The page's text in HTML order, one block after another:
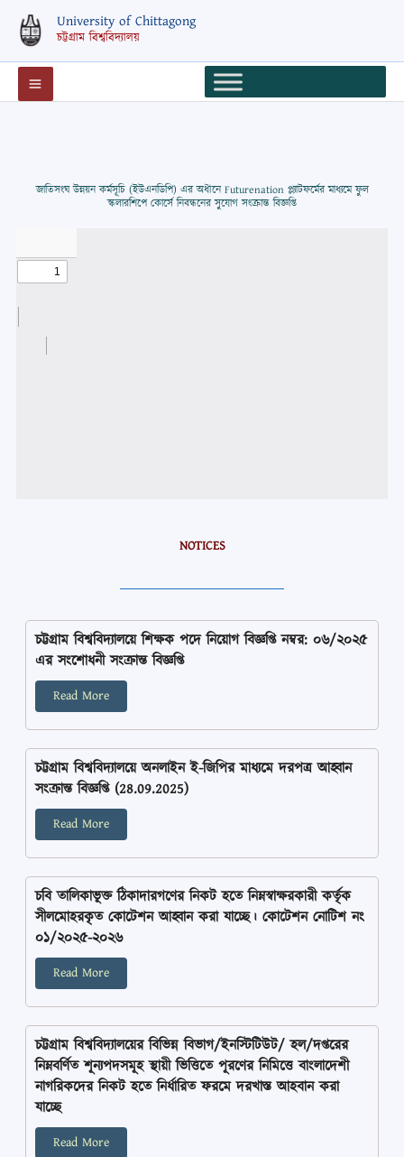
content
University of Chittagong
চট্টগ্রাম বিশ্ববিদ্যালয়
জাতিসংঘ উন্নয়ন কর্মসূচি (ইউএনডিপি) এর অধীনে Futurenation প্ল্যাটফর্মের মাধ্যমে ফুল
স্কলারশিপে কোর্সে নিবন্ধনের সুযোগ সংক্রান্ত বিজ্ঞপ্তি
NOTICES
চট্টগ্রাম বিশ্ববিদ্যালয়ে শিক্ষক পদে নিয়োগ বিজ্ঞপ্তি নম্বর: ০৬/২০২৫
এর সংশোধনী সংক্রান্ত বিজ্ঞপ্তি
Read More
চট্টগ্রাম বিশ্ববিদ্যালয়ে অনলাইন ই-জিপির মাধ্যমে দরপত্র আহ্বান
সংক্রান্ত বিজ্ঞপ্তি (28.09.2025)
Read More
চবি তালিকাভূক্ত ঠিকাদারগণের নিকট হতে নিম্নস্বাক্ষরকারী কর্তৃক
সীলমোহরকৃত কোটেশন আহ্বান করা যাচ্ছে। কোটেশন নোটিশ নং
০১/২০২৫-২০২৬
Read More
চট্টগ্রাম বিশ্ববিদ্যালয়ের বিভিন্ন বিভাগ/ইনস্টিটিউট/ হল/দপ্তরের
নিম্নবর্ণিত শূন্যপদসমূহ স্থায়ী ভিত্তিতে পূরণের নিমিত্তে বাংলাদেশী
নাগরিকদের নিকট হতে নির্ধারিত ফরমে দরখাস্ত আহবান করা
যাচ্ছে
Read More